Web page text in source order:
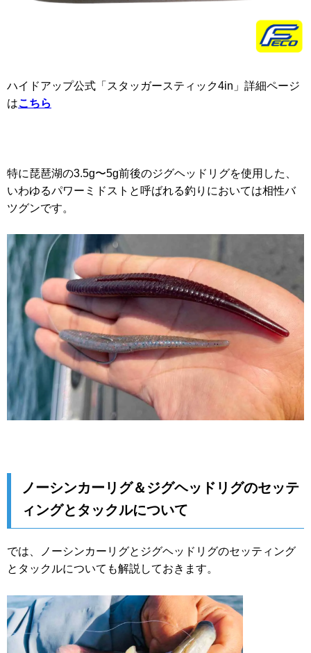
ハイドアップ公式「スタッガースティック4in」詳細ページ
はこちら
特に琵琶湖の3.5g〜5g前後のジグヘッドリグを使用した、
いわゆるパワーミドストと呼ばれる釣りにおいては相性バ
ツグンです。
ノーシンカーリグ＆ジグヘッドリグのセッテ
ィングとタックルについて
では、ノーシンカーリグとジグヘッドリグのセッティング
とタックルについても解説しておきます。